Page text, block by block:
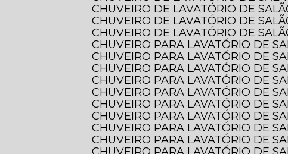
CHUVEIRO DE LAVATÓRIO DE
CHUVEIRO DE LAVATÓRIO DE
CHUVEIRO DE LAVATÓRIO DE
CHUVEIRO PARA LAVATÓRIO DE
CHUVEIRO PARA LAVATÓRIO DE
CHUVEIRO PARA LAVATÓRIO DE
CHUVEIRO PARA LAVATÓRIO DE
CHUVEIRO PARA LAVATÓRIO DE
CHUVEIRO PARA LAVATÓRIO DE
CHUVEIRO PARA LAVATÓRIO DE
CHUVEIRO PARA LAVATÓRIO DE
CHUVEIRO PARA LAVATÓRIO DE